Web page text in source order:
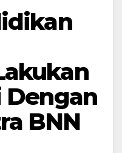
Dengan
BNN